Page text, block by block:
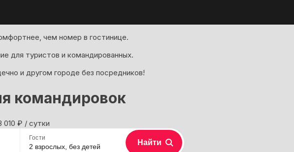
чем номер в гостинице.
для туристов и командированных.
и другом городе без посредников!
командировок
010 ₽ / сутки
Гости
2 взрослых, без детей Найти